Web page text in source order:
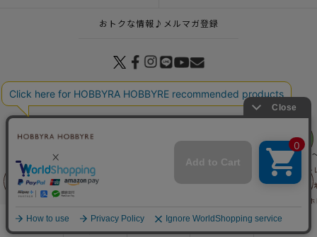
商品を探す 手芸を学ぶ ガイド 店舗情報 ログイン
前に戻る
フェア
おトクな情報♪メルマガ登録
© 2026 HOBBYRA HOBBYRE CORPORATION ALL Rights Reserved
トップページ
SNOOPY and Friends ～秋
トップページ 登録 ラミネート スヌーピー＆フレンズ＜02B＞生地 ホビーラホビー
トップページ
生地 新商品 生地一覧
ラミネート スヌーピー＆フレンズ＜02B＞
トップページ
ラミネート スヌーピー＆フレンズ＜02B＞生地
トップページ
生地 キッズ柄生地
ラミネート スヌーピー＆フレンズ＜02B＞生
トップページ
生地 春夏素材 ラミネート スヌーピー＆フレンズ＜02B＞生地 ホビ